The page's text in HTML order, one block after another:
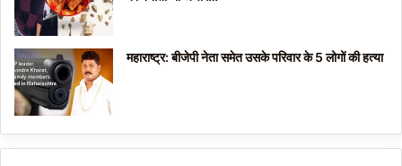
महाराष्ट्र: बीजेपी नेता समेत उसके परिवार के 5 लोगों की हत्या